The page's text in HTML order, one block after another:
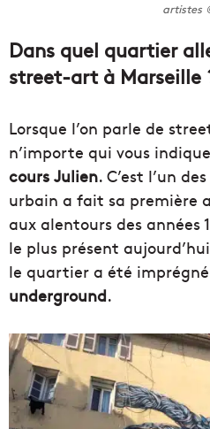
artistes
Dans quel quartier
street-art à Marseille
Lorsque l’on parle de
n’importe qui vous
cours Julien. C’est l’un
urbain a fait sa première
aux alentours des années
le plus présent
le quartier a été imprégné
underground.